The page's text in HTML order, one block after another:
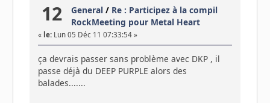
12 General / Re : Participez à la compil
RockMeeting pour Metal Heart
« le:Lun 05 Déc 11 07:33:54 »
ça devrais passer sans problème avec DKP , il
passe déjà du DEEP PURPLE alors des
balades.......